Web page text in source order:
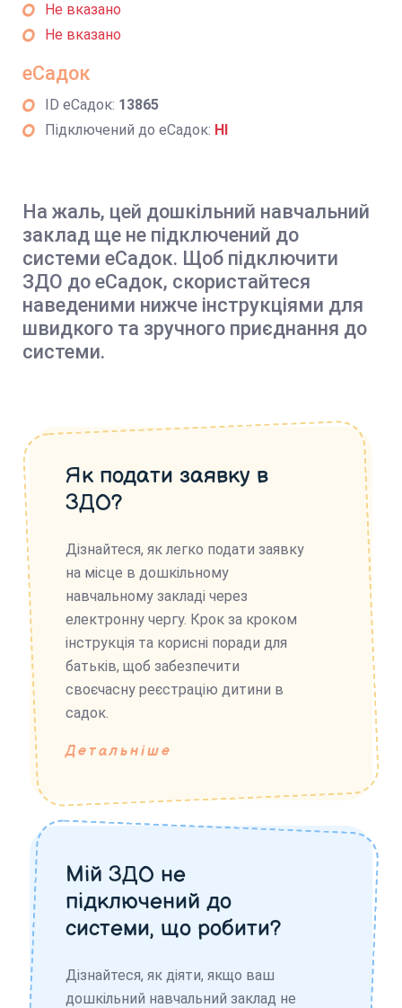
Не вказано
Не вказано
еСадок
ID еСадок: 13865
Підключений до еСадок: НІ
На жаль, цей дошкільний навчальний
заклад ще не підключений до
системи еСадок. Щоб підключити
ЗДО до еСадок, скористайтеся
наведеними нижче інструкціями для
швидкого та зручного приєднання до
системи.
Як подати заявку в
ЗДО?
Дізнайтеся, як легко подати заявку
на місце в дошкільному
навчальному закладі через
електронну чергу. Крок за кроком
інструкція та корисні поради для
батьків, щоб забезпечити
своєчасну реєстрацію дитини в
садок.
Детальніше
Мій ЗДО не
підключений до
системи, що робити?
Дізнайтеся, як діяти, якщо ваш
дошкільний навчальний заклад не